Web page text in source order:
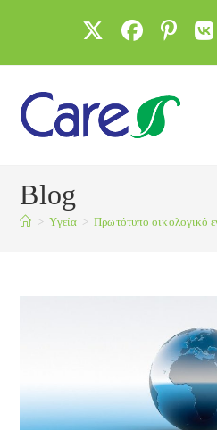
Blog
> Yγεία > Πρωτότυπο οικολογικό